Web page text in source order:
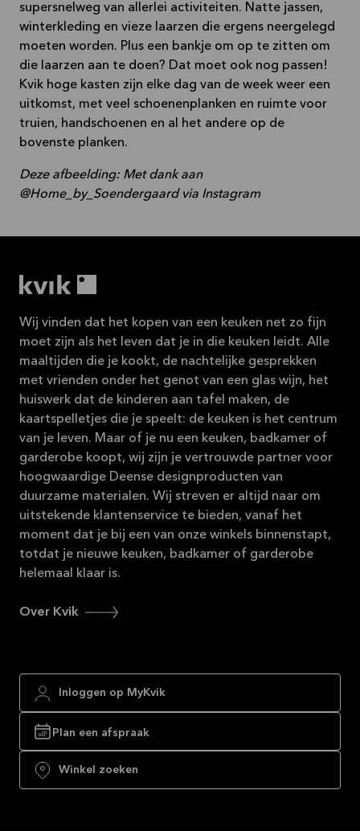
supersnelweg van allerlei activiteiten. Natte jassen,
winterkleding en vieze laarzen die ergens neergelegd
moeten worden. Plus een bankje om op te zitten om
die laarzen aan te doen? Dat moet ook nog passen!
Kvik hoge kasten zijn elke dag van de week weer een
uitkomst, met veel schoenenplanken en ruimte voor
truien, handschoenen en al het andere op de
bovenste planken.
Deze afbeelding: Met dank aan
@Home_by_Soendergaard via Instagram
Wij vinden dat het kopen van een keuken net zo fijn
moet zijn als het leven dat je in die keuken leidt. Alle
maaltijden die je kookt, de nachtelijke gesprekken
met vrienden onder het genot van een glas wijn, het
huiswerk dat de kinderen aan tafel maken, de
kaartspelletjes die je speelt: de keuken is het centrum
van je leven. Maar of je nu een keuken, badkamer of
garderobe koopt, wij zijn je vertrouwde partner voor
hoogwaardige Deense designproducten van
duurzame materialen. Wij streven er altijd naar om
uitstekende klantenservice te bieden, vanaf het
moment dat je bij een van onze winkels binnenstapt,
totdat je nieuwe keuken, badkamer of garderobe
helemaal klaar is.
Over Kvik
Inloggen op MyKvik
Plan een afspraak
Winkel zoeken